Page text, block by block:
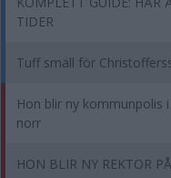
TIDER
Tuff smäll för
Hon blir ny kommunpolis
norr
HON BLIR NY REKTOR